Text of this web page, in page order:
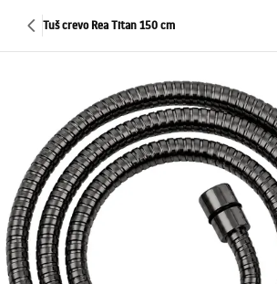
Tuš crevo Rea Titan 150 cm